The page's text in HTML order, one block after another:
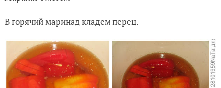
В горячий маринад кладем перец.